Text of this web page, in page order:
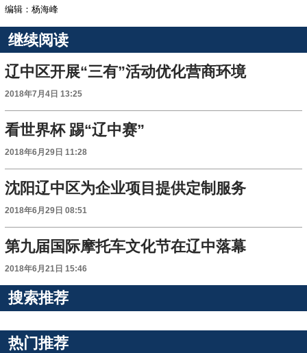
编辑：杨海峰
继续阅读
辽中区开展“三有”活动优化营商环境
2018年7月4日 13:25
看世界杯 踢“辽中赛”
2018年6月29日 11:28
沈阳辽中区为企业项目提供定制服务
2018年6月29日 08:51
第九届国际摩托车文化节在辽中落幕
2018年6月21日 15:46
搜索推荐
热门推荐